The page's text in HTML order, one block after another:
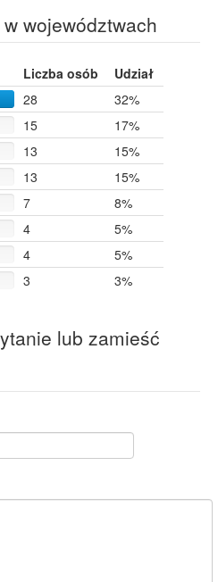
4
4
4
województwach
Liczba osób
Udział
28
32%
15
17%
13
15%
13
15%
7
8%
4
5%
4
5%
3 3%
lub zamieść